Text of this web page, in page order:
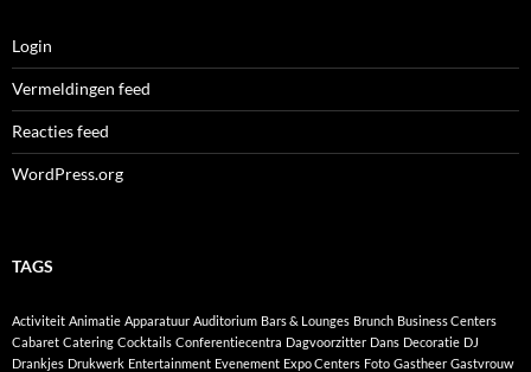
Login
Vermeldingen feed
Reacties feed
WordPress.org
TAGS
Activiteit Animatie Apparatuur Auditorium Bars & Lounges Brunch Business Centers
Cabaret Catering Cocktails Conferentiecentra Dagvoorzitter Dans Decoratie DJ
Drankjes Drukwerk Entertainment Evenement Expo Centers Foto Gastheer Gastvrouw